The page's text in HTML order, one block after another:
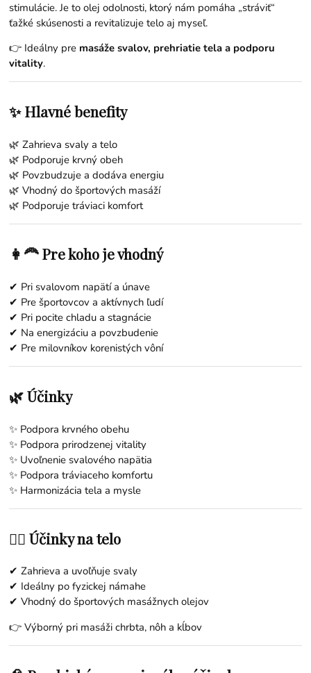
stimulácie. Je to olej odolnosti, ktorý nám pomáha „stráviť“
ťažké skúsenosti a revitalizuje telo aj myseľ.
👉 Ideálny pre masáže svalov, prehriatie tela a podporu
vitality.
✨ Hlavné benefity
🌿 Zahrieva svaly a telo
🌿 Podporuje krvný obeh
🌿 Povzbudzuje a dodáva energiu
🌿 Vhodný do športových masáží
🌿 Podporuje tráviaci komfort
👩‍🦰 Pre koho je vhodný
✔ Pri svalovom napätí a únave
✔ Pre športovcov a aktívnych ľudí
✔ Pri pocite chladu a stagnácie
✔ Na energizáciu a povzbudenie
✔ Pre milovníkov korenistých vôní
🌿 Účinky
✨ Podpora krvného obehu
✨ Podpora prirodzenej vitality
✨ Uvoľnenie svalového napätia
✨ Podpora tráviaceho komfortu
✨ Harmonizácia tela a mysle
💆‍♀️ Účinky na telo
✔ Zahrieva a uvoľňuje svaly
✔ Ideálny po fyzickej námahe
✔ Vhodný do športových masážnych olejov
👉 Výborný pri masáži chrbta, nôh a kĺbov